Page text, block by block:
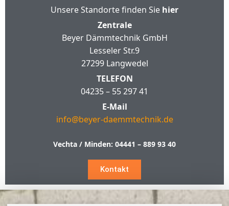
Unsere Standorte finden Sie hier
Zentrale
Beyer Dämmtechnik GmbH
Lesseler Str.9
27299 Langwedel
TELEFON
04235 – 55 297 41
E-Mail
info@beyer-daemmtechnik.de
Vechta / Minden: 04441 – 889 93 40
Kontakt